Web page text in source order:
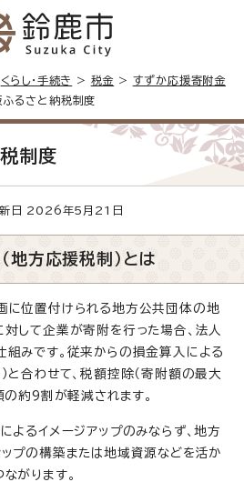
くらし・手続き > 税金 > すずか応援寄附金
るさと納税制度
制度
日 2026年5月21日
地方応援税制）とは
に位置付けられる地方公共団体の地
して企業が寄附を行った場合、法人
みです。従来からの損金算入による
と合わせて、税額控除（寄附額の最大
の約9割が軽減されます。
よるイメージアップのみならず、地方
プの構築または地域資源などを活か
がります。